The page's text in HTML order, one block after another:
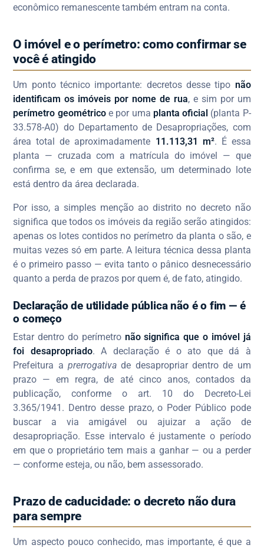
econômico remanescente também entram na conta.
O imóvel e o perímetro: como confirmar se
você é atingido
Um ponto técnico importante: decretos desse tipo não
identificam os imóveis por nome de rua, e sim por um
perímetro geométricoe por uma planta oficial (planta P-
33.578-A0) do Departamento de Desapropriações, com
área total de aproximadamente 11.113,31 m². É essa
planta — cruzada com a matrícula do imóvel — que
confirma se, e em que extensão, um determinado lote
está dentro da área declarada.
Por isso, a simples menção ao distrito no decreto não
significa que todos os imóveis da região serão atingidos:
apenas os lotes contidos no perímetro da planta o são, e
muitas vezes só em parte. A leitura técnica dessa planta
é o primeiro passo — evita tanto o pânico desnecessário
quanto a perda de prazos por quem é, de fato, atingido.
Declaração de utilidade pública não é o fim — é
o começo
Estar dentro do perímetro não significa que o imóvel já
foi desapropriado. A declaração é o ato que dá à
Prefeitura aprerrogativa de desapropriar dentro de um
prazo — em regra, de até cinco anos, contados da
publicação, conforme o art. 10 do Decreto-Lei
3.365/1941. Dentro desse prazo, o Poder Público pode
buscar a via amigável ou ajuizar a ação de
desapropriação. Esse intervalo é justamente o período
em que o proprietário tem mais a ganhar — ou a perder
— conforme esteja, ou não, bem assessorado.
Prazo de caducidade: o decreto não dura
para sempre
Um aspecto pouco conhecido, mas importante, é que a